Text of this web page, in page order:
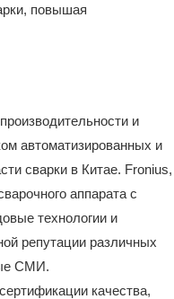
повышая
и
автоматизированных и
сварки в Китае. Fronius,
аппарата с
технологии и
репутации различных
СМИ.
качества,